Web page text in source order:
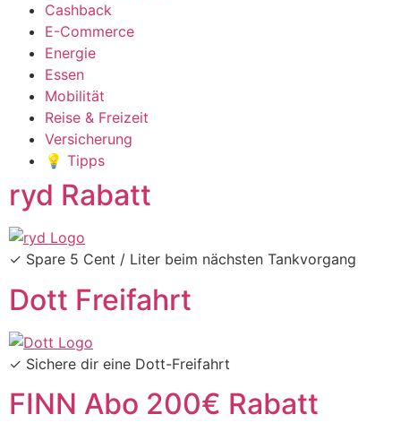
Cashback
E-Commerce
Energie
Essen
Mobilität
Reise & Freizeit
Versicherung
💡 Tipps
ryd Rabatt
✓ Spare 5 Cent / Liter beim nächsten Tankvorgang
Dott Freifahrt
✓ Sichere dir eine Dott-Freifahrt
FINN Abo 200€ Rabatt